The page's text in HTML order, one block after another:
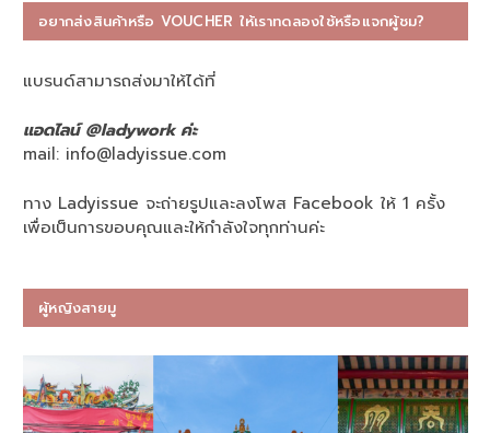
อยากส่งสินค้าหรือ VOUCHER ให้เราทดลองใช้หรือแจกผู้ชม?
แบรนด์สามารถส่งมาให้ได้ที่
แอดไลน์ @ladywork ค่ะ
mail: info@ladyissue.com
ทาง Ladyissue จะถ่ายรูปและลงโพส Facebook ให้ 1 ครั้ง
เพื่อเป็นการขอบคุณและให้กำลังใจทุกท่านค่ะ
ผู้หญิงสายมู